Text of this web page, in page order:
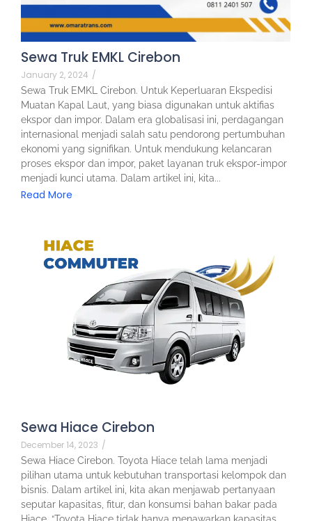
Sewa Truk EMKL Cirebon
January 2, 2024 /
Sewa Truk EMKL Cirebon. Untuk Keperluaran Ekspedisi
Muatan Kapal Laut, yang biasa digunakan untuk aktifias
ekspor dan impor. Dalam era globalisasi ini, perdagangan
internasional menjadi salah satu pendorong pertumbuhan
ekonomi yang signifikan. Untuk mendukung kelancaran
proses ekspor dan impor, paket layanan truk ekspor-impor
menjadi kunci utama. Dalam artikel ini, kita...
Read More
Sewa Hiace Cirebon
December 14, 2023 /
Sewa Hiace Cirebon. Toyota Hiace telah lama menjadi
pilihan utama untuk kebutuhan transportasi kelompok dan
bisnis. Dalam artikel ini, kita akan menjawab pertanyaan
seputar kapasitas, fitur, dan konsumsi bahan bakar pada